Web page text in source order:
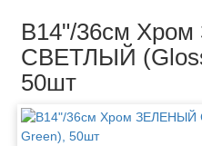
B14"/36см
СВЕТЛЫЙ
50шт